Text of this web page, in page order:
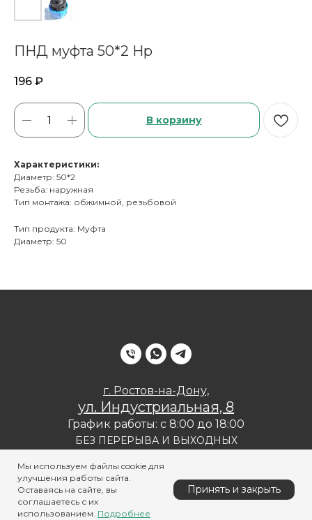
ПНД муфта 50*2 Нр
196 ₽
В корзину
Характеристики:
Диаметр: 50*2
Резьба: наружная
Тип монтажа: обжимной, резьбовой
Тип продукта: Муфта
Диаметр: 50
г. Ростов-на-Дону,
ул. Индустриальная, 8
График работы: с 8:00 до 18:00
БЕЗ ПЕРЕРЫВА И ВЫХОДНЫХ
Мы используем файлы cookie для
улучшения работы сайта.
Оставаясь на сайте, вы
соглашаетесь с их
использованием. Подробнее
Принять и закрыть